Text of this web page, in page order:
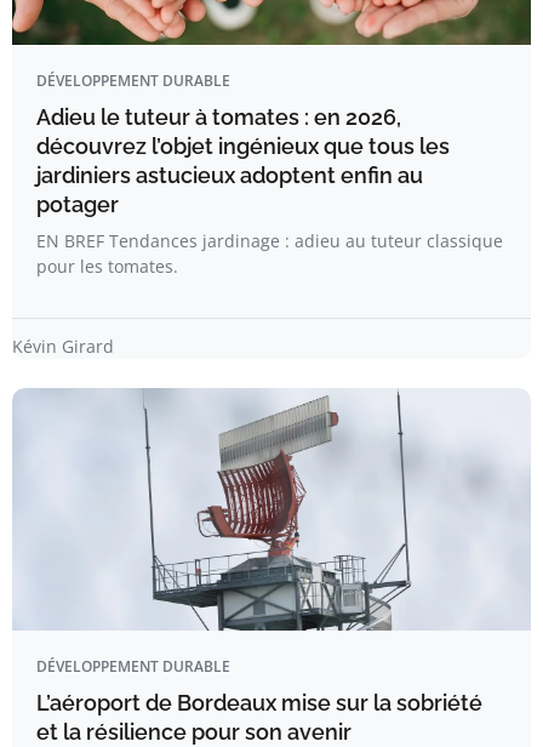
DÉVELOPPEMENT DURABLE
Adieu le tuteur à tomates : en 2026,
découvrez l’objet ingénieux que tous les
jardiniers astucieux adoptent enfin au
potager
EN BREF Tendances jardinage : adieu au tuteur classique
pour les tomates.
Kévin Girard
DÉVELOPPEMENT DURABLE
L’aéroport de Bordeaux mise sur la sobriété
et la résilience pour son avenir